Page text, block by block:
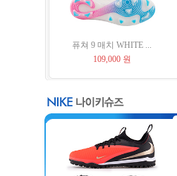
퓨쳐 9 매치 WHITE ...
109,000 원